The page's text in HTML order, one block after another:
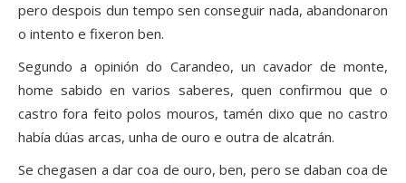
pero despois dun tempo sen conseguir nada, abandonaron
o intento e fixeron ben.
Segundo a opinión do Carandeo, un cavador de monte,
home sabido en varios saberes, quen confirmou que o
castro fora feito polos mouros, tamén dixo que no castro
había dúas arcas, unha de ouro e outra de alcatrán.
Se chegasen a dar coa de ouro, ben, pero se daban coa de